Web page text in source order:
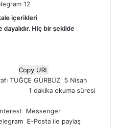
içerikleri
dayalıdır. Hiç bir şekilde
Copy URL
TUĞÇE GÜRBÜZ Bir
e-
5 Nisan
1 dakika okuma süresi
Messenger
E-Posta ile paylaş